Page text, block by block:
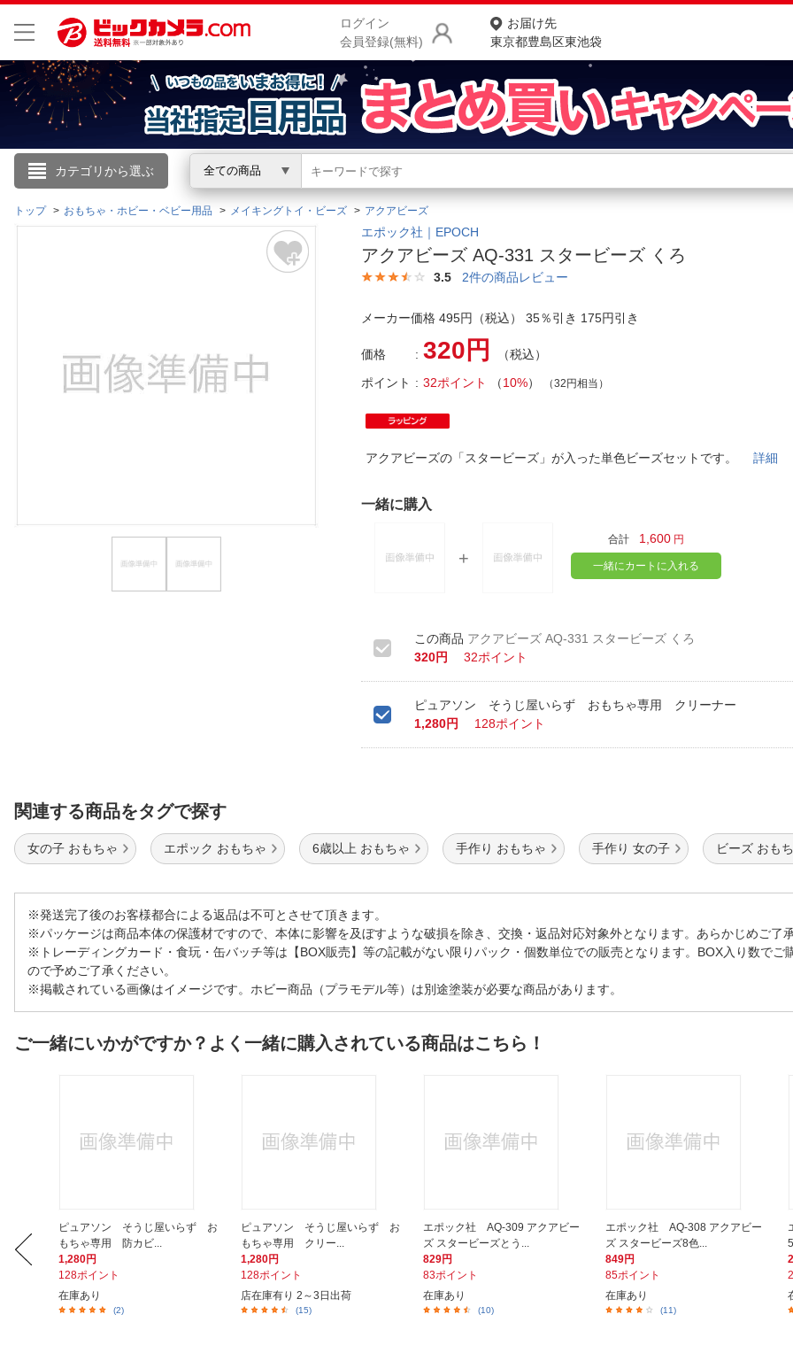
ログイン
会員登録(無料)
お届け先
東京都豊島区東池袋
カテゴリから選ぶ 全ての商品
こんにちは
ログイン
閲覧履歴
商品をさがす
ランキングからさがす
カテゴリ一覧からさがす
お客様サポート
トップ おもちゃ・ホビー・ベビー用品 メイキングトイ・ビーズ アクアビーズ
エポック社｜EPOCH
アクアビーズ AQ-331 スタービーズ くろ
3.5 2件の商品レビュー
メーカー価格 495円（税込） 35％引き 175円引き
価格 320円
（税込）
ポイント
32ポイント （10%） （32円相当）
アクアビーズの「スタービーズ」が入った単色ビーズセットです。詳細
一緒に購入
合計 1,600 円
一緒にカートに入れる
アクアビーズ AQ-331 スタービーズ くろ
320円
32ポイント
ピュアソン そうじ屋いらず おもちゃ専用 クリーナー
1,280円
128ポイント
関連する商品をタグで探す
女の子 おもちゃ エポック おもちゃ 6歳以上 おもちゃ 手作り おもちゃ 手作り 女の子 ビーズ おも
※発送完了後のお客様都合による返品は不可とさせて頂きます。
※パッケージは商品本体の保護材ですので、本体に影響を及ぼすような破損を除き、交換・返品対応対象外となります。あらかじめご了承
※トレーディングカード・食玩・缶バッチ等は【BOX販売】等の記載がない限りパック・個数単位での販売となります。BOX入り数で
ので予めご了承ください。
※掲載されている画像はイメージです。ホビー商品（プラモデル等）は別途塗装が必要な商品があります。
ご一緒にいかがですか？よく一緒に購入されている商品はこちら！
ピュアソン そうじ屋いらず お
もちゃ専用 防カビ...
1,280円
128ポイント
在庫あり
(2)
ピュアソン そうじ屋いらず お
もちゃ専用 クリー...
1,280円
128ポイント
店在庫有り 2～3日出荷
(15)
エポック社 AQ-309 アクアビー
ズ スタービーズとう...
829円
83ポイント
在庫あり
(10)
エポック社 AQ-308 アクアビー
ズ スタービーズ8色...
849円
85ポイント
在庫あり
(11)